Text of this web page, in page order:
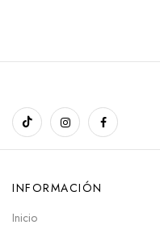
INFORMACIÓN
Inicio